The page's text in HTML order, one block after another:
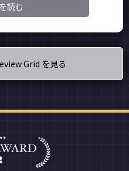
読む
Grid を見る